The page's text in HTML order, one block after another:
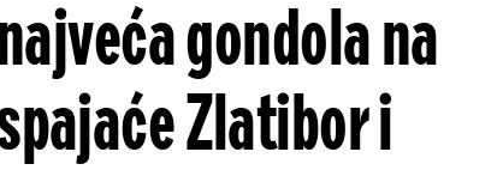
gondola na
Zlatibor i